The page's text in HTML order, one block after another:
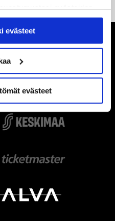
evästeiden
.
evästeet
evästeet